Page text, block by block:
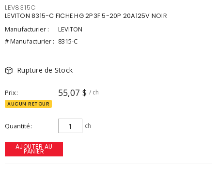
LEV8315C
LEVITON 8315-C FICHE HG 2P3F 5-20P 20A125V NOIR
Manufacturier :
LEVITON
# Manufacturier : 8315-C
Rupture de Stock
Prix 55,07 $ / ch
AUCUN RETOUR
Quantité ch
AJOUTER AU
PANIER